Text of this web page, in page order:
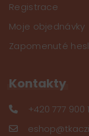
Registrace
Moje objednávky
Zapomenuté
Kontakty
+420 777 900